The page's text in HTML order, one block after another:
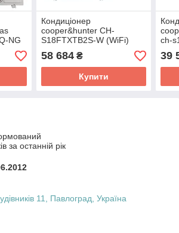
NG
Кондиціонер
cooper&hunter CH-
S18FTXTB2S-W (WiFi)
58 684₴
Купити
ch-
39
за останній рік
11, Павлоград, Україна